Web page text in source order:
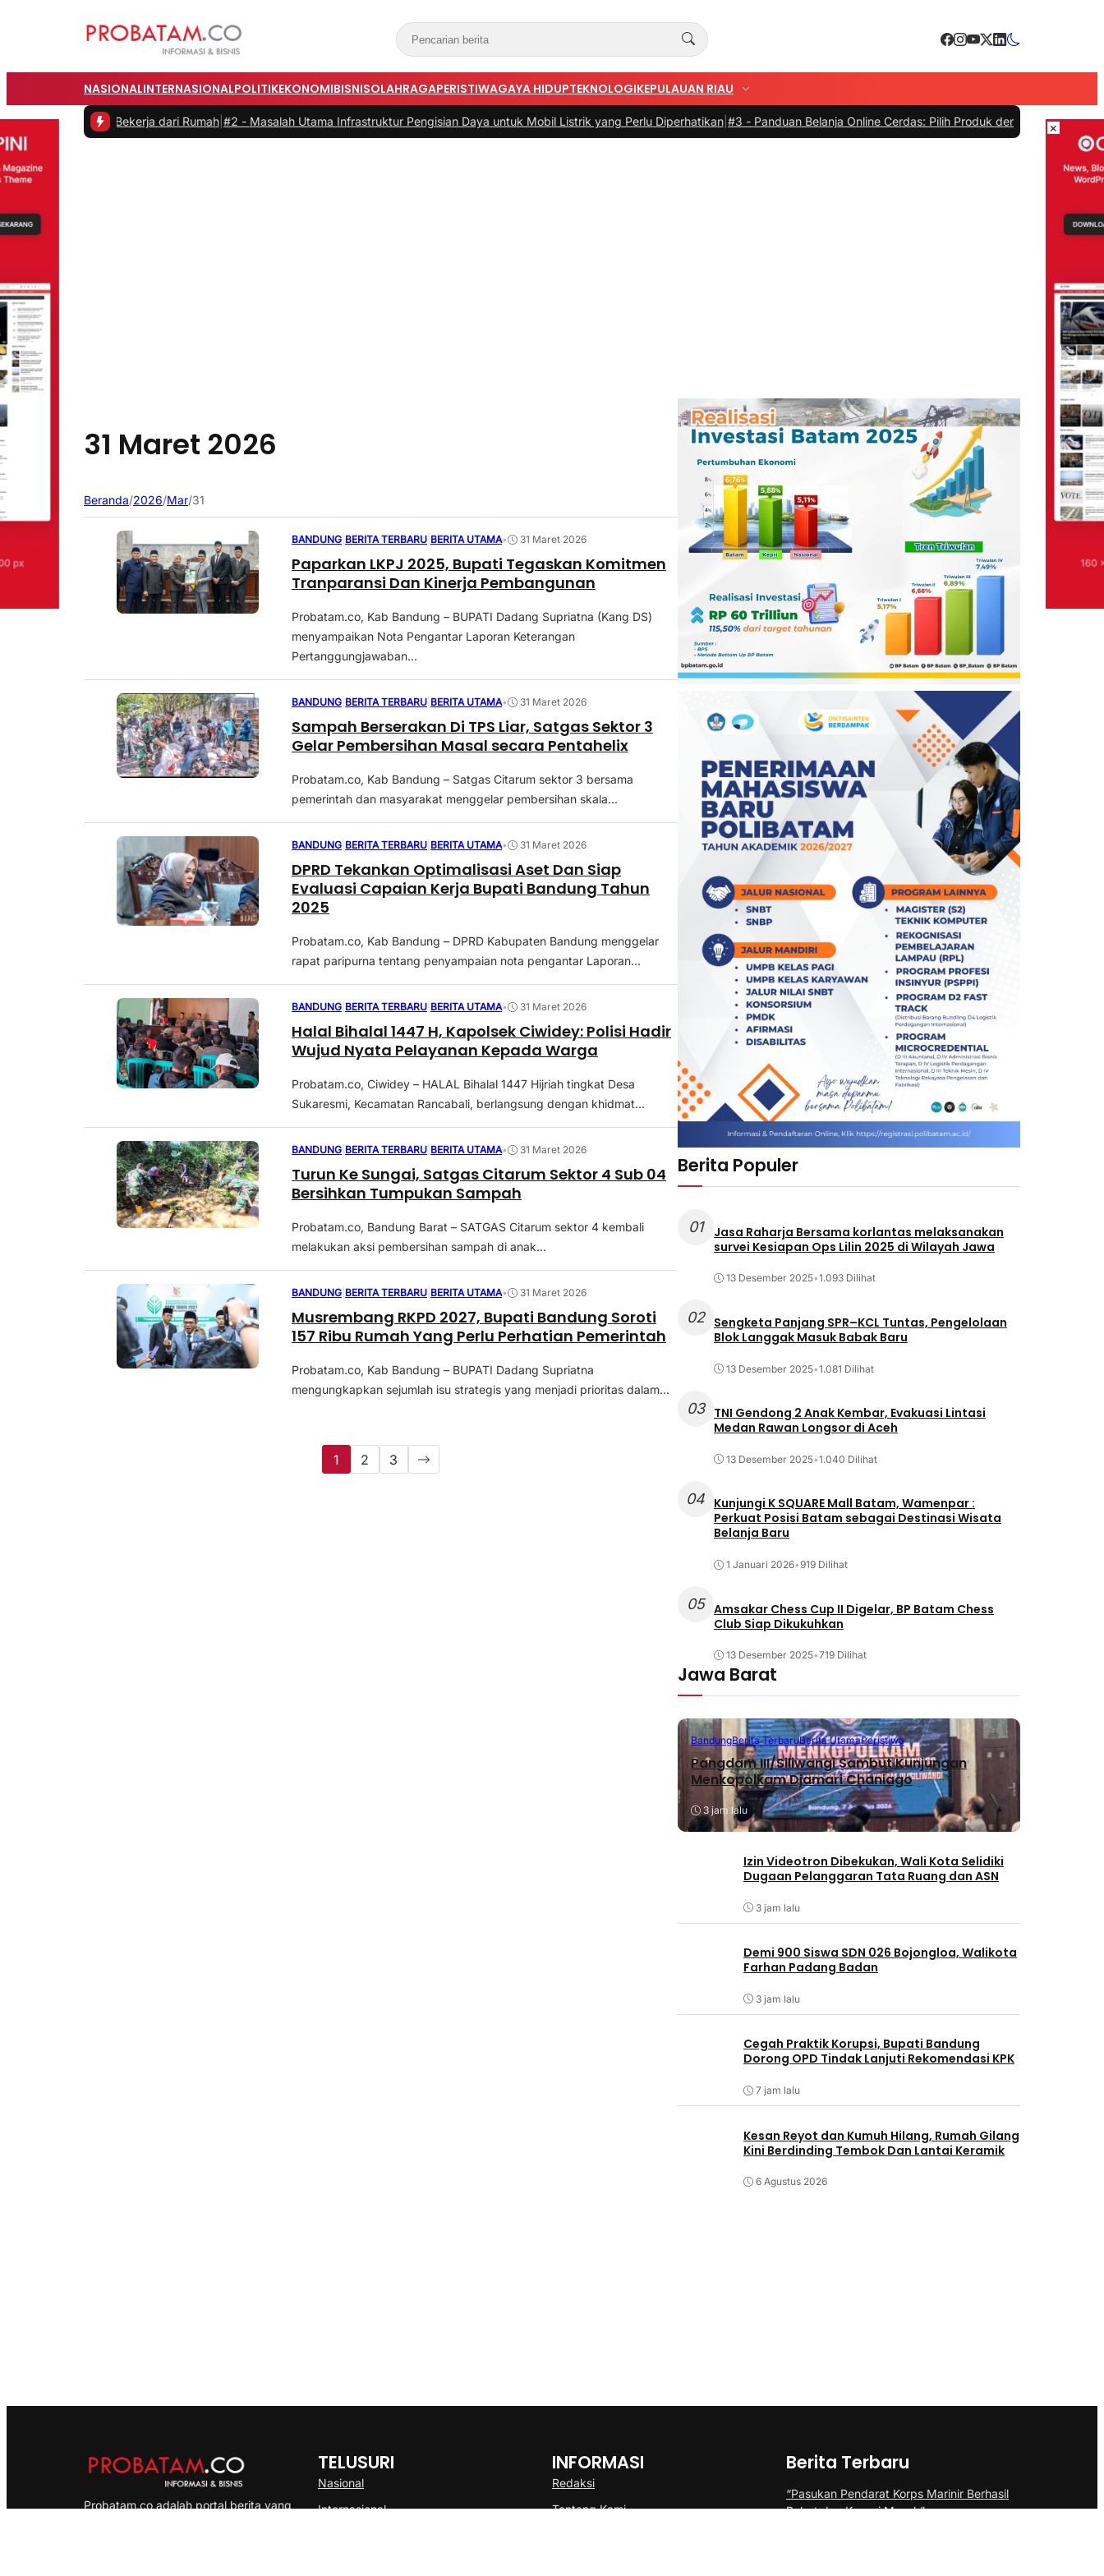
NASIONALINTERNASIONALPOLITIKEKONOMIBISNISOLAHRAGAPERISTIWAGAYA HIDUPTEKNOLOGIKEPULAUAN RIAU
saat Bekerja dari Rumah| #2 -Masalah Utama Infrastruktur Pengisian Daya untuk Mobil Listrik yang Perlu Diperhatikan|#3 -Panduan Belanja Online Cerdas: Pilih Produk dengan Bijak dan Hindari
31 Maret 2026
Beranda/2026/Mar/31
BANDUNG BERITA TERBARU BERITA UTAMA• 31 Maret 2026
Paparkan LKPJ 2025, Bupati Tegaskan Komitmen
Tranparansi Dan Kinerja Pembangunan
Probatam.co, Kab Bandung – BUPATI Dadang Supriatna (Kang DS)
menyampaikan Nota Pengantar Laporan Keterangan
Pertanggungjawaban...
BANDUNG BERITA TERBARU BERITA UTAMA• 31 Maret 2026
Sampah Berserakan Di TPS Liar, Satgas Sektor 3
Gelar Pembersihan Masal secara Pentahelix
Probatam.co, Kab Bandung – Satgas Citarum sektor 3 bersama
pemerintah dan masyarakat menggelar pembersihan skala...
BANDUNG BERITA TERBARU BERITA UTAMA• 31 Maret 2026
DPRD Tekankan Optimalisasi Aset Dan Siap
Evaluasi Capaian Kerja Bupati Bandung Tahun
2025
Probatam.co, Kab Bandung – DPRD Kabupaten Bandung menggelar
rapat paripurna tentang penyampaian nota pengantar Laporan...
BANDUNG BERITA TERBARU BERITA UTAMA• 31 Maret 2026
Halal Bihalal 1447 H, Kapolsek Ciwidey: Polisi Hadir
Wujud Nyata Pelayanan Kepada Warga
Probatam.co, Ciwidey – HALAL Bihalal 1447 Hijriah tingkat Desa
Sukaresmi, Kecamatan Rancabali, berlangsung dengan khidmat...
BANDUNG BERITA TERBARU BERITA UTAMA• 31 Maret 2026
Turun Ke Sungai, Satgas Citarum Sektor 4 Sub 04
Bersihkan Tumpukan Sampah
Probatam.co, Bandung Barat – SATGAS Citarum sektor 4 kembali
melakukan aksi pembersihan sampah di anak...
BANDUNG BERITA TERBARU BERITA UTAMA• 31 Maret 2026
Musrembang RKPD 2027, Bupati Bandung Soroti
157 Ribu Rumah Yang Perlu Perhatian Pemerintah
Probatam.co, Kab Bandung – BUPATI Dadang Supriatna
mengungkapkan sejumlah isu strategis yang menjadi prioritas dalam...
1 2 3
Berita Populer
01
Jasa Raharja Bersama korlantas melaksanakan
survei Kesiapan Ops Lilin 2025 di Wilayah Jawa
13 Desember 2025•1.093 Dilihat
02
Sengketa Panjang SPR–KCL Tuntas, Pengelolaan
Blok Langgak Masuk Babak Baru
13 Desember 2025•1.081 Dilihat
03
TNI Gendong 2 Anak Kembar, Evakuasi Lintasi
Medan Rawan Longsor di Aceh
13 Desember 2025•1.040 Dilihat
04 Kunjungi K SQUARE Mall Batam, Wamenpar :
Perkuat Posisi Batam sebagai Destinasi Wisata
Belanja Baru
1 Januari 2026•919 Dilihat
05 Amsakar Chess Cup II Digelar, BP Batam Chess
Club Siap Dikukuhkan
13 Desember 2025•719 Dilihat
Jawa Barat
BandungBerita TerbaruBerita UtamaPeristiwa
Pangdam III/Siliwangi Sambut Kunjungan
Menkopolkam Djamari Chaniago
3 jam lalu
Izin Videotron Dibekukan, Wali Kota Selidiki
Dugaan Pelanggaran Tata Ruang dan ASN
3 jam lalu
Demi 900 Siswa SDN 026 Bojongloa, Walikota
Farhan Padang Badan
3 jam lalu
Cegah Praktik Korupsi, Bupati Bandung
Dorong OPD Tindak Lanjuti Rekomendasi KPK
7 jam lalu
Kesan Reyot dan Kumuh Hilang, Rumah Gilang
Kini Berdinding Tembok Dan Lantai Keramik
6 Agustus 2026
Probatam.co adalah portal berita yang
TELUSURI
Nasional
Internasional
INFORMASI
Redaksi
Tentang Kami
Berita Terbaru
“Pasukan Pendarat Korps Marinir Berhasil
Rebut dan Kuasai Musuh”
×